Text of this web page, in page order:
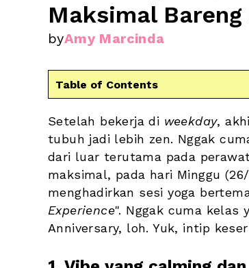
Maksimal
byAmy Marcinda
Table of Contents
Setelah bekerja di weekday,
tubuh jadi lebih zen. Nggak
dari luar terutama pada
maksimal, pada hari Minggu (26/
menghadirkan sesi yoga
Experience". Nggak cuma kelas
Anniversary, loh. Yuk, intip